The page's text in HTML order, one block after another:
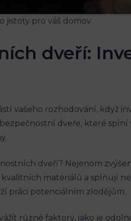
dveří:
vašeho rozhodování, když
dveře, které
dveří? Nejenom
materiálů a splňují
práci potenciálním zlodějům.
různé faktory, jako je